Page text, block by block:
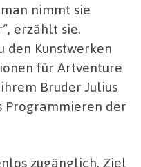
nimmt sie
erzählt sie.
den Kunstwerken
für Artventure
Bruder Julius
Programmieren der
zugänglich, Ziel